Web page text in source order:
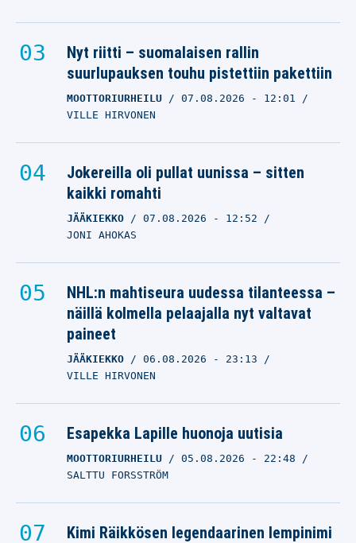
Nyt riitti – suomalaisen rallin
suurlupauksen touhu pistettiin pakettiin
MOOTTORIURHEILU 07.08.2026 - 12:01
VILLE HIRVONEN
Jokereilla oli pullat uunissa – sitten
kaikki romahti
JÄÄKIEKKO 07.08.2026 - 12:52
JONI AHOKAS
NHL:n mahtiseura uudessa tilanteessa –
näillä kolmella pelaajalla nyt valtavat
paineet
JÄÄKIEKKO 06.08.2026 - 23:13
VILLE HIRVONEN
Esapekka Lapille huonoja uutisia
MOOTTORIURHEILU 05.08.2026 - 22:48
SALTTU FORSSTRÖM
Kimi Räikkösen legendaarinen lempinimi